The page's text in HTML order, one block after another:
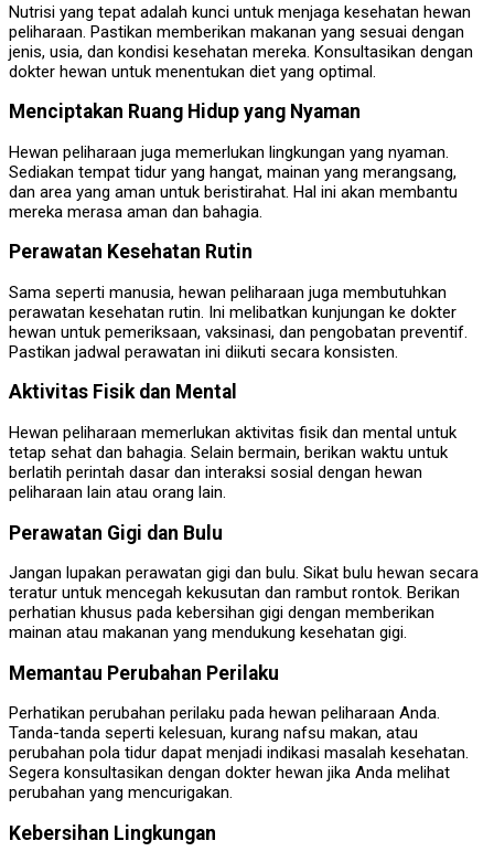
Nutrisi yang tepat adalah kunci untuk menjaga kesehatan hewan
peliharaan. Pastikan memberikan makanan yang sesuai dengan
jenis, usia, dan kondisi kesehatan mereka. Konsultasikan dengan
dokter hewan untuk menentukan diet yang optimal.
Menciptakan Ruang Hidup yang Nyaman
Hewan peliharaan juga memerlukan lingkungan yang nyaman.
Sediakan tempat tidur yang hangat, mainan yang merangsang,
dan area yang aman untuk beristirahat. Hal ini akan membantu
mereka merasa aman dan bahagia.
Perawatan Kesehatan Rutin
Sama seperti manusia, hewan peliharaan juga membutuhkan
perawatan kesehatan rutin. Ini melibatkan kunjungan ke dokter
hewan untuk pemeriksaan, vaksinasi, dan pengobatan preventif.
Pastikan jadwal perawatan ini diikuti secara konsisten.
Aktivitas Fisik dan Mental
Hewan peliharaan memerlukan aktivitas fisik dan mental untuk
tetap sehat dan bahagia. Selain bermain, berikan waktu untuk
berlatih perintah dasar dan interaksi sosial dengan hewan
peliharaan lain atau orang lain.
Perawatan Gigi dan Bulu
Jangan lupakan perawatan gigi dan bulu. Sikat bulu hewan secara
teratur untuk mencegah kekusutan dan rambut rontok. Berikan
perhatian khusus pada kebersihan gigi dengan memberikan
mainan atau makanan yang mendukung kesehatan gigi.
Memantau Perubahan Perilaku
Perhatikan perubahan perilaku pada hewan peliharaan Anda.
Tanda-tanda seperti kelesuan, kurang nafsu makan, atau
perubahan pola tidur dapat menjadi indikasi masalah kesehatan.
Segera konsultasikan dengan dokter hewan jika Anda melihat
perubahan yang mencurigakan.
Kebersihan Lingkungan